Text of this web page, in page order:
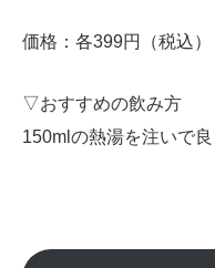
価格：各399円（税込）
▽おすすめの飲み方
150mlの熱湯を注いで